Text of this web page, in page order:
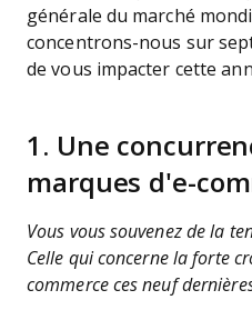
générale du marché
concentrons-nous sur
de vous impacter cette
1. Une
marques d'e-
Vous vous souvenez de la
Celle qui concerne la forte
commerce ces neuf